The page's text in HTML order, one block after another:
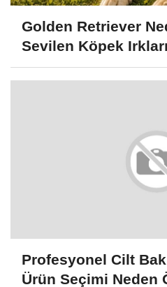
Golden Retriever
Sevilen Köpek
Profesyonel Cilt
Ürün Seçimi Neden